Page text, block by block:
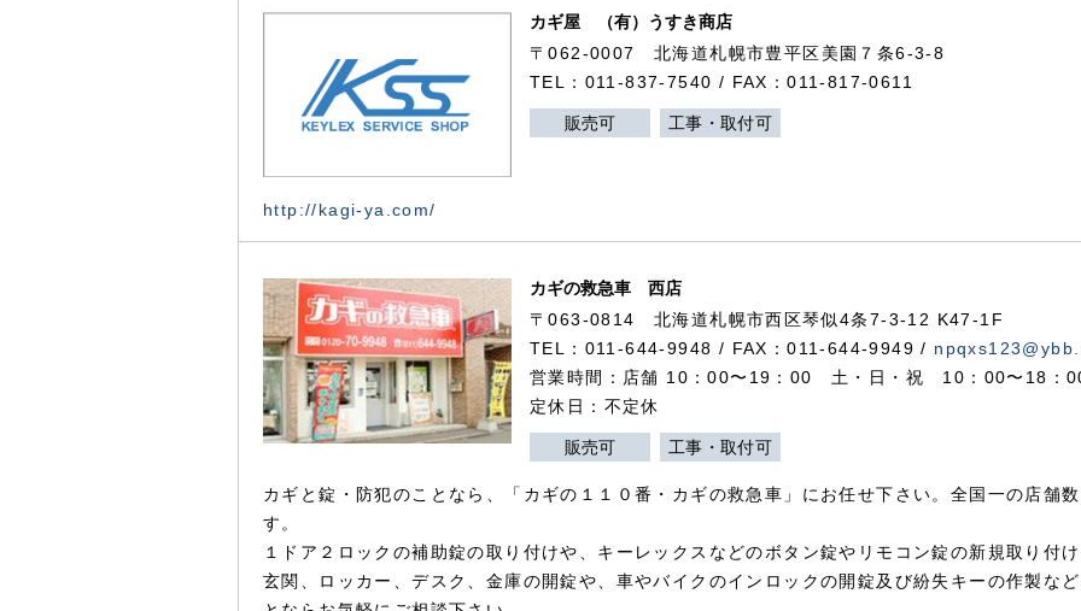
カギ屋 （有）うすき商店
〒062-0007 北海道札幌市豊平区美園７条6-3-8
TEL：011-837-7540 / FAX：011-817-0611
販売可 工事・取付可
http://kagi-ya.com/
カギの救急車 西店
〒063-0814 北海道札幌市西区琴似4条7-3-12 K47-1F
TEL：011-644-9948 / FAX：011-644-9949 /
営業時間：店舗 10：00〜19：00 土・日・祝 10：00〜18：
定休日：不定休
販売可 工事・取付可
カギと錠・防犯のことなら、「カギの１１０番・カギの救急車」にお任せ下さい。全国一の店舗
す。
１ドア２ロックの補助錠の取り付けや、キーレックスなどのボタン錠やリモコン錠の新規取り付
玄関、ロッカー、デスク、金庫の開錠や、車やバイクのインロックの開錠及び紛失キーの作製な